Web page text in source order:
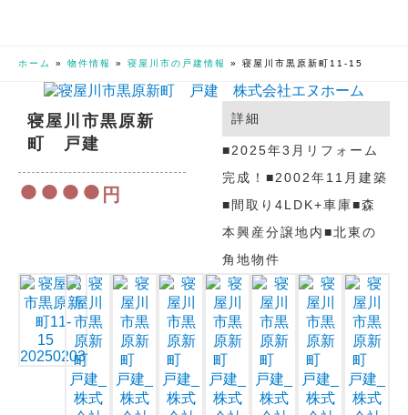
ホーム » 物件情報 » 寝屋川市の戸建情報 » 寝屋川市黒原新町11-15
寝屋川市黒原新
町 戸建
●●●● 円
詳細
■2025年3月リフォーム
完成！■2002年11月建築
■間取り4LDK+車庫■森
本興産分譲地内■北東の
角地物件